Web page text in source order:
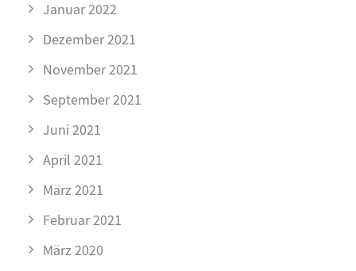
Januar 2022
Dezember 2021
November 2021
September 2021
Juni 2021
April 2021
März 2021
Februar 2021
März 2020